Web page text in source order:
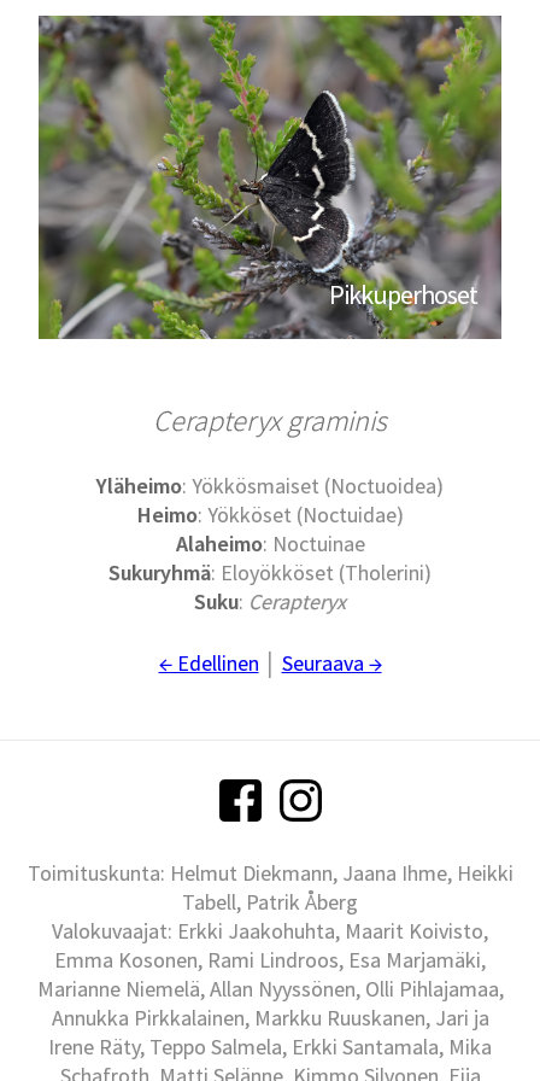
Pikkuperhoset
Cerapteryx graminis
Yläheimo: Yökkösmaiset (Noctuoidea)
Heimo: Yökköset (Noctuidae)
Alaheimo: Noctuinae
Sukuryhmä: Eloyökköset (Tholerini)
Suku: Cerapteryx
← Edellinen Seuraava →
Toimituskunta: Helmut Diekmann, Jaana Ihme, Heikki
Tabell, Patrik Åberg
Valokuvaajat: Erkki Jaakohuhta, Maarit Koivisto,
Emma Kosonen, Rami Lindroos, Esa Marjamäki,
Marianne Niemelä, Allan Nyyssönen, Olli Pihlajamaa,
Annukka Pirkkalainen, Markku Ruuskanen, Jari ja
Irene Räty, Teppo Salmela, Erkki Santamala, Mika